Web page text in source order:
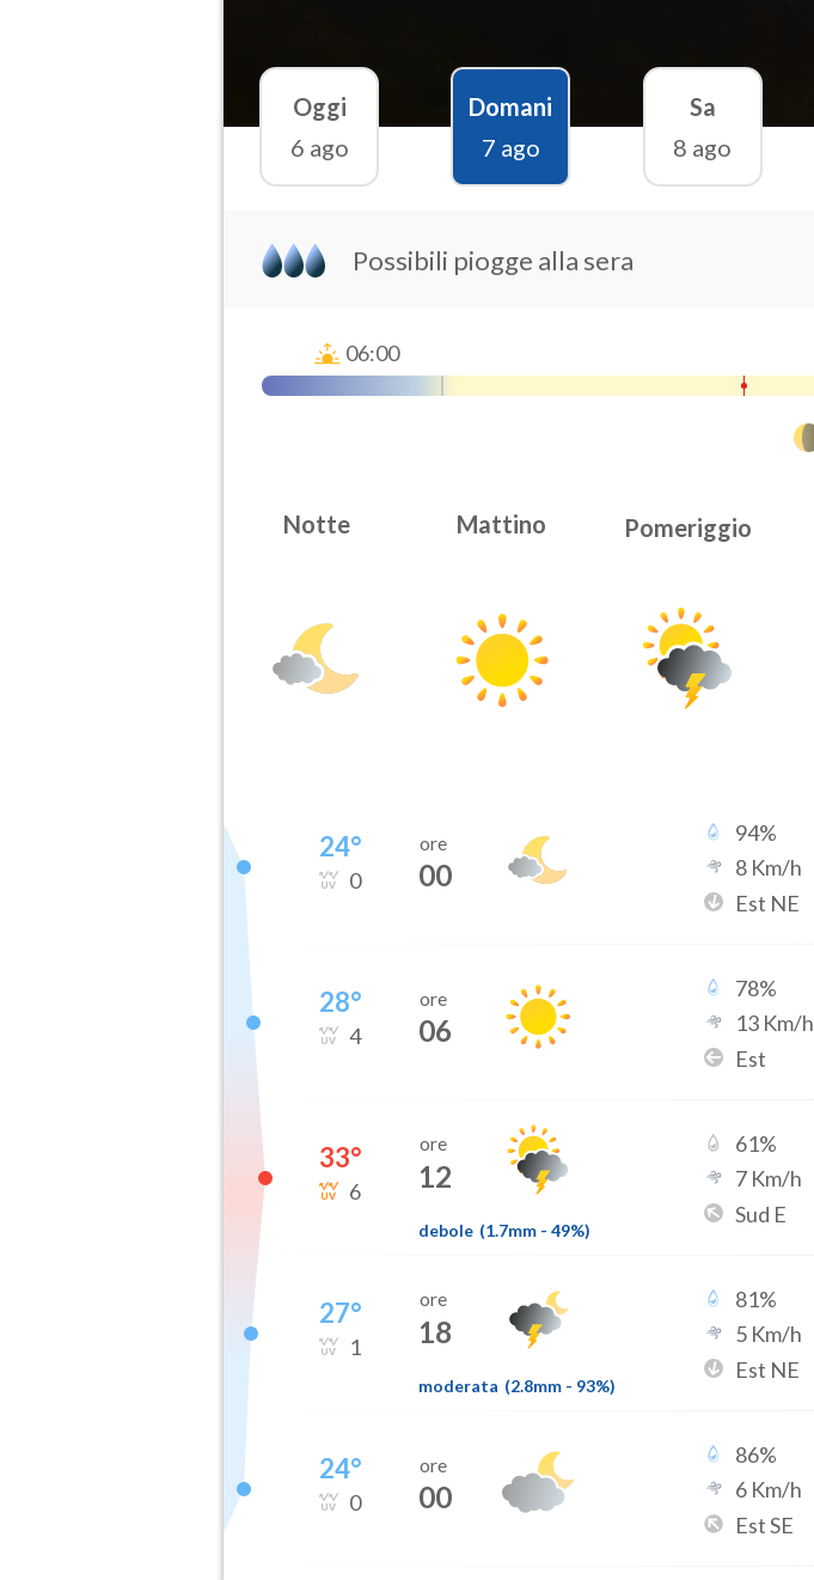
Oggi
6 ago
Domani
7 ago
Sa
8 ago
Possibili piogge alla sera
06:00
Notte Mattino Pomeriggio
24°
0
ore
00
94%
8 Km/h
Est NE
28°
4
ore
06
78%
13 Km/h
Est
33°
6
ore
12
debole (1.7mm - 49%)
61%
7 Km/h
Sud E
27°
1
ore
18
moderata (2.8mm - 93%)
81%
5 Km/h
Est NE
24°
0
ore
00
86%
6 Km/h
Est SE